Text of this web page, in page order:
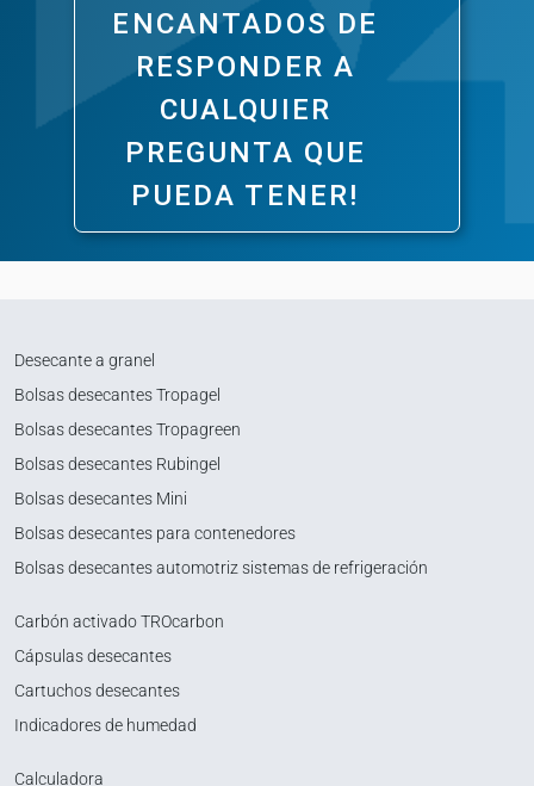
ENCANTADOS DE
RESPONDER A
CUALQUIER
PREGUNTA QUE
PUEDA TENER!
Desecante a granel
Bolsas desecantes Tropagel
Bolsas desecantes Tropagreen
Bolsas desecantes Rubingel
Bolsas desecantes Mini
Bolsas desecantes para contenedores
Bolsas desecantes automotriz sistemas de refrigeración
Carbón activado TROcarbon
Cápsulas desecantes
Cartuchos desecantes
Indicadores de humedad
Calculadora